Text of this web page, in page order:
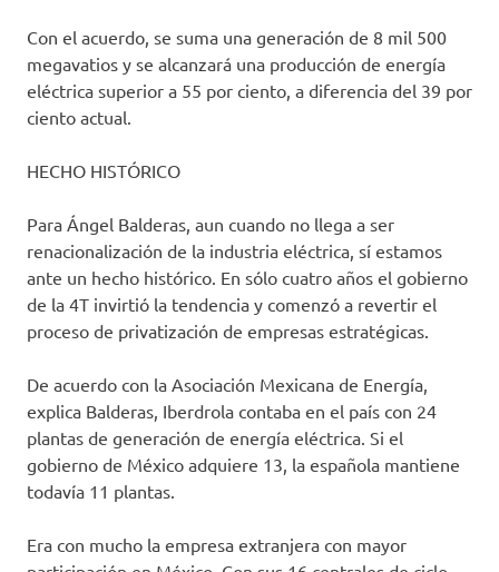
Con el acuerdo, se suma una generación de 8 mil 500
megavatios y se alcanzará una producción de energía
eléctrica superior a 55 por ciento, a diferencia del 39 por
ciento actual.
HECHO HISTÓRICO
Para Ángel Balderas, aun cuando no llega a ser
renacionalización de la industria eléctrica, sí estamos
ante un hecho histórico. En sólo cuatro años el gobierno
de la 4T invirtió la tendencia y comenzó a revertir el
proceso de privatización de empresas estratégicas.
De acuerdo con la Asociación Mexicana de Energía,
explica Balderas, Iberdrola contaba en el país con 24
plantas de generación de energía eléctrica. Si el
gobierno de México adquiere 13, la española mantiene
todavía 11 plantas.
Era con mucho la empresa extranjera con mayor